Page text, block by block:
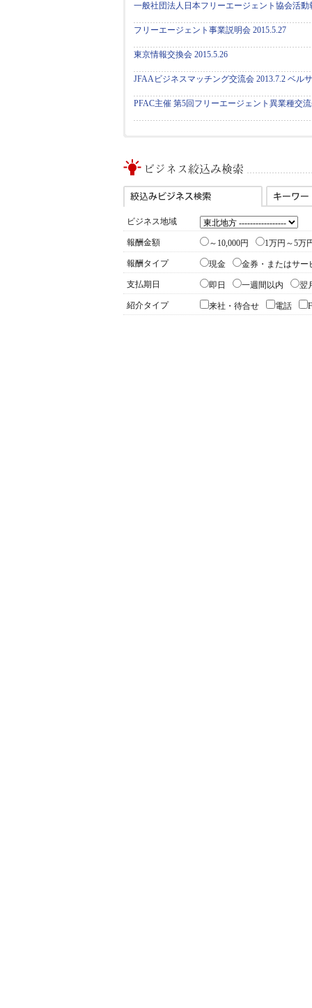
一般社団法人日本フリーエージェント協会活動
フリーエージェント事業説明会 2015.5.27
東京情報交換会 2015.5.26
JFAAビジネスマッチング交流会 2013.7.2 ベル
PFAC主催 第5回フリーエージェント異業種交流
ビジネス地域
報酬金額 ～10,000円 1万円～5万
報酬タイプ 現金 金券・またはサー
支払期日 即日 一週間以内 翌
紹介タイプ 来社・待合せ 電話